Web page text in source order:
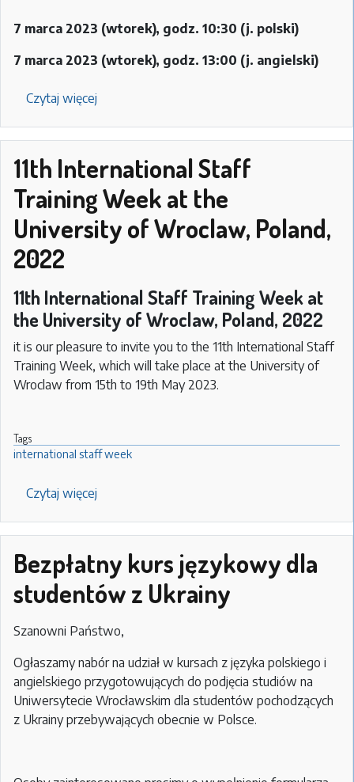
7 marca 2023 (wtorek), godz. 10:30 (j. polski)
7 marca 2023 (wtorek), godz. 13:00 (j. angielski)
Czytaj więcej
dla
studentów
zakwalifikowanych
na
2023-
24
11th International Staff
Training Week at the
University of Wroclaw, Poland,
2022
11th International Staff Training Week at
the University of Wroclaw, Poland, 2022
it is our pleasure to invite you to the 11th International Staff
Training Week, which will take place at the University of
Wroclaw from 15th to 19th May 2023.
Tags
international staff week
Czytaj więcej
Training
Week
at
the
of
Wroclaw,
Poland,
2022
Bezpłatny kurs językowy dla
studentów z Ukrainy
Szanowni Państwo,
Ogłaszamy nabór na udział w kursach z języka polskiego i
angielskiego przygotowujących do podjęcia studiów na
Uniwersytecie Wrocławskim dla studentów pochodzących
z Ukrainy przebywających obecnie w Polsce.